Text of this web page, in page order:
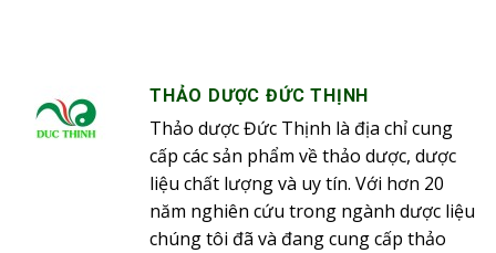
THẢO DƯỢC ĐỨC THỊNH
Thảo dược Đức Thịnh là địa chỉ cung
cấp các sản phẩm về thảo dược, dược
liệu chất lượng và uy tín. Với hơn 20
năm nghiên cứu trong ngành dược liệu
chúng tôi đã và đang cung cấp thảo